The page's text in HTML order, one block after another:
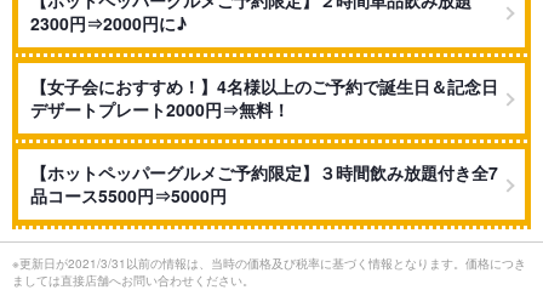
2300円⇒2000円に♪
【女子会におすすめ！】4名様以上のご予約で誕生日＆記念日
デザートプレート2000円⇒無料！
【ホットペッパーグルメご予約限定】３時間飲み放題付き全7
品コース5500円⇒5000円
※更新日が2021/3/31以前の情報は、当時の価格及び税率に基づく情報となります。価格につき
ましては直接店舗へお問い合わせください。